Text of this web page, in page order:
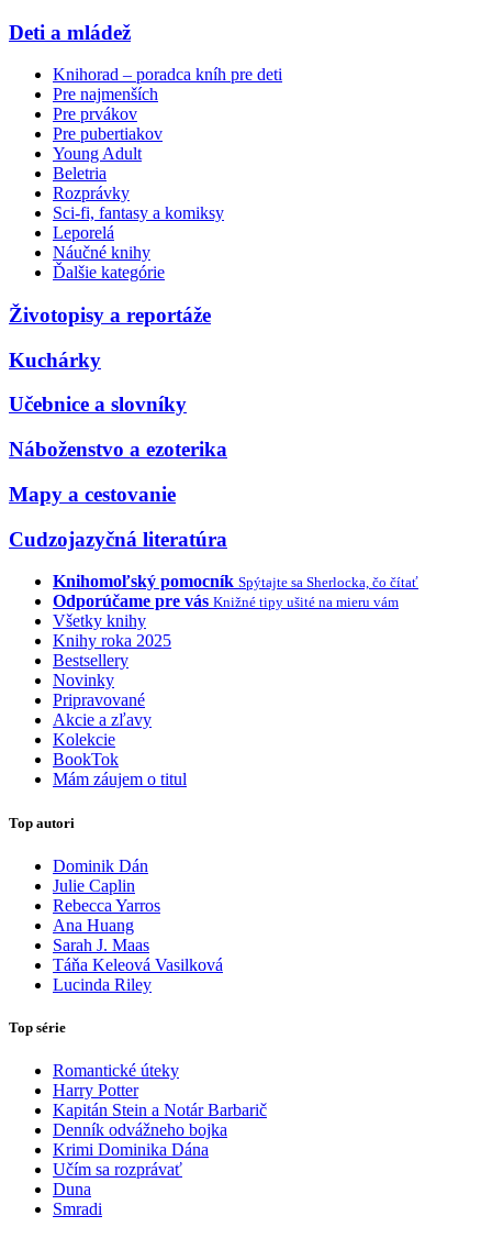
Deti a mládež
Knihorad – poradca kníh pre deti
Pre najmenších
Pre prvákov
Pre pubertiakov
Young Adult
Beletria
Rozprávky
Sci-fi, fantasy a komiksy
Leporelá
Náučné knihy
Ďalšie kategórie
Životopisy a reportáže
Kuchárky
Učebnice a slovníky
Náboženstvo a ezoterika
Mapy a cestovanie
Cudzojazyčná literatúra
Knihomoľský pomocník Spýtajte sa Sherlocka, čo čítať
Odporúčame pre vás Knižné tipy ušité na mieru vám
Všetky knihy
Knihy roka 2025
Bestsellery
Novinky
Pripravované
Akcie a zľavy
Kolekcie
BookTok
Mám záujem o titul
Top autori
Dominik Dán
Julie Caplin
Rebecca Yarros
Ana Huang
Sarah J. Maas
Táňa Keleová Vasilková
Lucinda Riley
Top série
Romantické úteky
Harry Potter
Kapitán Stein a Notár Barbarič
Denník odvážneho bojka
Krimi Dominika Dána
Učím sa rozprávať
Duna
Smradi